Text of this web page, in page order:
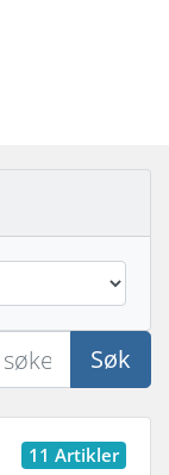
Søk
11 Artikler